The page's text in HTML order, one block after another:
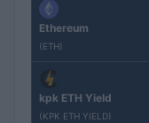
Ethereum
(ETH)
kpk ETH Yield
(KPK ETH YIELD)